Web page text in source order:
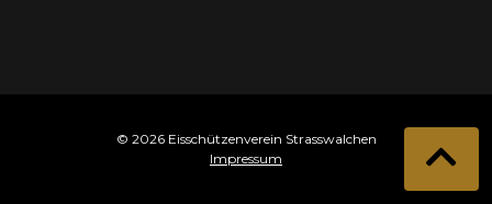
© 2026 Eisschützenverein Strasswalchen
Impressum